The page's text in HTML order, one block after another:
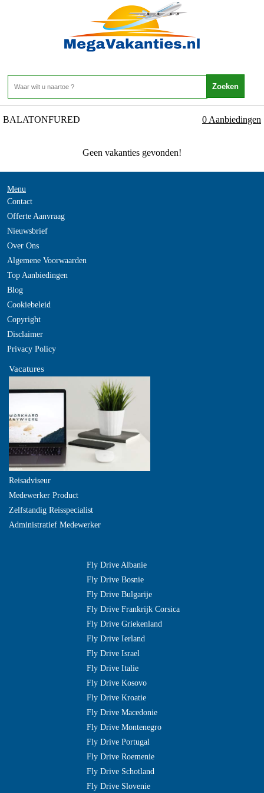
Home>
BALATONFURED 0 Aanbiedingen
Geen vakanties gevonden!
Menu
Contact
Offerte Aanvraag
Nieuwsbrief
Over Ons
Algemene Voorwaarden
Top Aanbiedingen
Blog
Cookiebeleid
Copyright
Disclaimer
Privacy Policy
Vacatures
Reisadviseur
Medewerker Product
Zelfstandig Reisspecialist
Administratief Medewerker
Fly Drive Albanie
Fly Drive Bosnie
Fly Drive Bulgarije
Fly Drive Frankrijk Corsica
Fly Drive Griekenland
Fly Drive Ierland
Fly Drive Israel
Fly Drive Italie
Fly Drive Kosovo
Fly Drive Kroatie
Fly Drive Macedonie
Fly Drive Montenegro
Fly Drive Portugal
Fly Drive Roemenie
Fly Drive Schotland
Fly Drive Slovenie